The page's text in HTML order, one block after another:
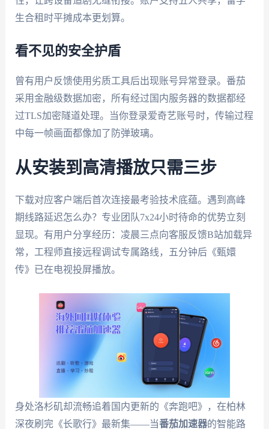
生合租时平摊成本更划算。
看不见的安全护盾
曾有用户反馈使用劣质工具后出现账号异常登录。番茄
采用金融级数据加密，所有经过国内服务器的数据都经
过TLS加密隧道处理。当你登录爱奇艺账号时，传输过程
中每一帧画面都像加了防弹玻璃。
从安装到高清播放只需三步
下载对应客户端后首次连接最考验技术底蕴。遇到高峰
期线路延迟怎么办？专业团队7x24小时待命的优势立刻
显现。有用户分享经历：凌晨三点向客服反馈B站加载异
常，工程师直接远程调试专属路线，五分钟后《甄嬛
传》已在电视投屏播放。
身处洛杉矶却流畅追着国内更新的《奔跑吧》，在柏林
深夜刷完《长歌行》最新集——当番茄加速器的智能路